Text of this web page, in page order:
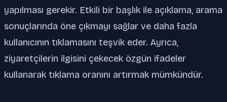
yapılması gerekir. Etkili bir başlık ile açıklama, arama
sonuçlarında öne çıkmayı sağlar ve daha fazla
kullanıcının tıklamasını teşvik eder. Ayrıca,
ziyaretçilerin ilgisini çekecek özgün ifadeler
kullanarak tıklama oranını artırmak mümkündür.